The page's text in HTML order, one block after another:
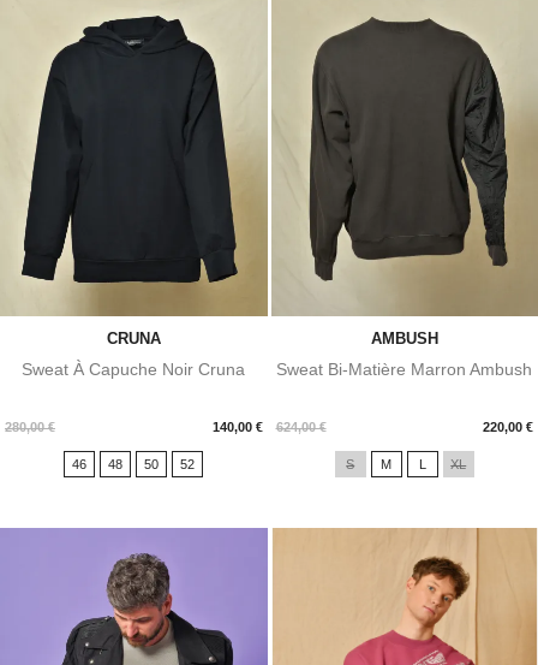
CRUNA
Sweat À Capuche Noir Cruna
280,00 € 140,00 €
Prix
46 48 50 52
AMBUSH
Sweat Bi-Matière Marron Ambush
624,00 € 220,00 €
Prix
S M L XL